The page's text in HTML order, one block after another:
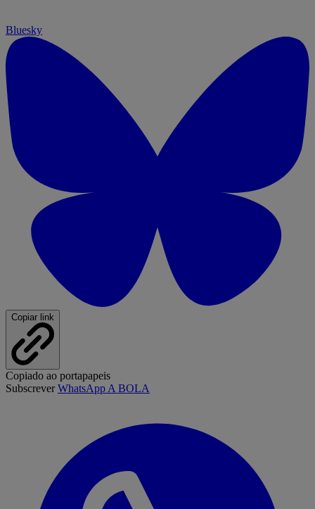
Bluesky
Copiar link
Copiado ao portapapeis
SubscreverWhatsApp A BOLA